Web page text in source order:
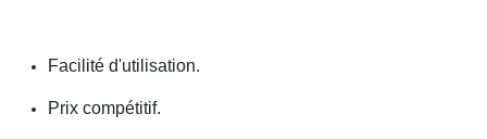
Facilité d'utilisation.
Prix compétitif.